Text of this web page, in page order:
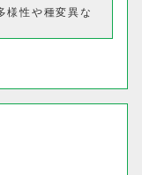
様性や種変異な
ル動物の育成な